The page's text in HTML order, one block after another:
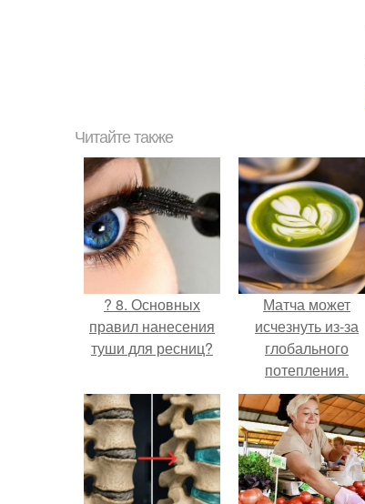
Читайте также
? 8. Основных
правил нанесения
туши для ресниц?
Матча может
исчезнуть из-за
глобального
потепления.